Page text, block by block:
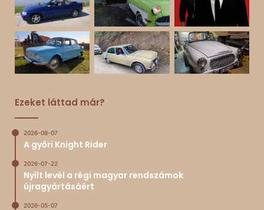
Ezeket láttad már?
2026-08-07
A győri Knight Rider
2026-07-22
Nyílt levél a régi magyar rendszámok
újragyártásáért
2026-05-07